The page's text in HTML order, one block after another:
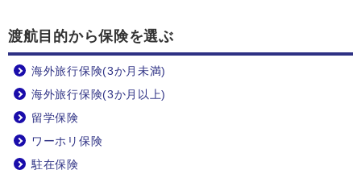
渡航目的から保険を選ぶ
海外旅行保険(3か月未満)
海外旅行保険(3か月以上)
留学保険
ワーホリ保険
駐在保険